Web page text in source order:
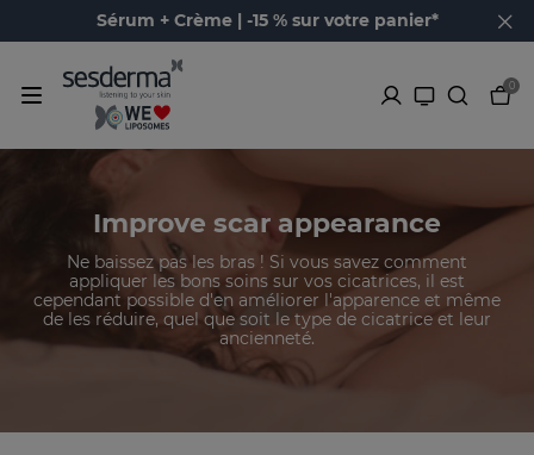
Sérum + Crème | -15 % sur votre panier*
0
Improve scar appearance
Ne baissez pas les bras ! Si vous savez comment
appliquer les bons soins sur vos cicatrices, il est
cependant possible d'en améliorer l'apparence et même
de les réduire, quel que soit le type de cicatrice et leur
ancienneté.